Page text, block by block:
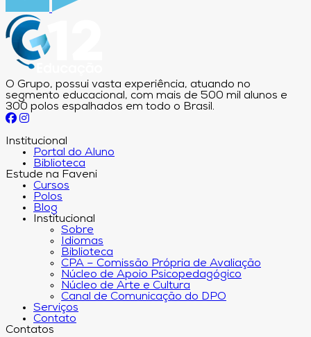
O Grupo, possui vasta experiência, atuando no
segmento educacional, com mais de 500 mil alunos e
300 polos espalhados em todo o Brasil.
Institucional
Portal do Aluno
Biblioteca
Estude na Faveni
Cursos
Polos
Blog
Institucional
Sobre
Idiomas
Biblioteca
CPA – Comissão Própria de Avaliação
Núcleo de Apoio Psicopedagógico
Núcleo de Arte e Cultura
Canal de Comunicação do DPO
Serviços
Contato
Contatos